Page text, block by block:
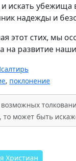
искать убежища
надежды и
этот стих, мы
на развитие
, поклонение
то может быть
Христиан